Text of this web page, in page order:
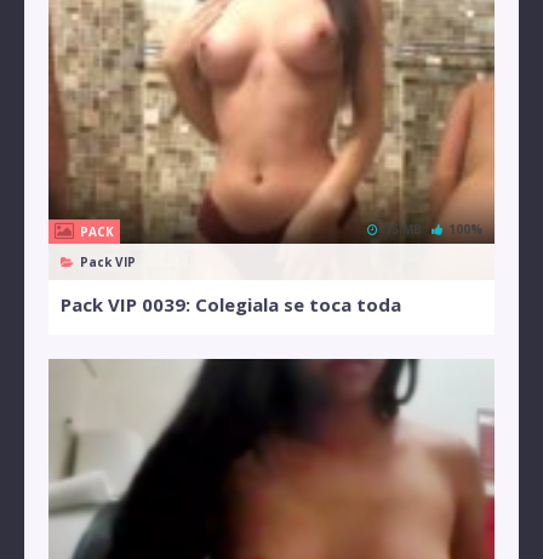
PACK
Pack VIP
15 MB 100%
Pack VIP 0039: Colegiala se toca toda